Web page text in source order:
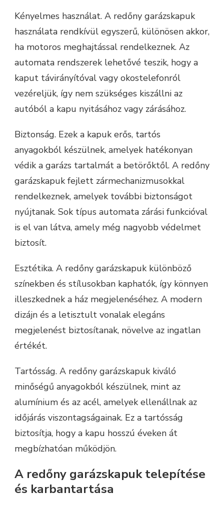
Kényelmes használat. A redőny garázskapuk
használata rendkívül egyszerű, különösen akkor,
ha motoros meghajtással rendelkeznek. Az
automata rendszerek lehetővé teszik, hogy a
kaput távirányítóval vagy okostelefonról
vezéreljük, így nem szükséges kiszállni az
autóból a kapu nyitásához vagy zárásához.
Biztonság. Ezek a kapuk erős, tartós
anyagokból készülnek, amelyek hatékonyan
védik a garázs tartalmát a betörőktől. A redőny
garázskapuk fejlett zármechanizmusokkal
rendelkeznek, amelyek további biztonságot
nyújtanak. Sok típus automata zárási funkcióval
is el van látva, amely még nagyobb védelmet
biztosít.
Esztétika. A redőny garázskapuk különböző
színekben és stílusokban kaphatók, így könnyen
illeszkednek a ház megjelenéséhez. A modern
dizájn és a letisztult vonalak elegáns
megjelenést biztosítanak, növelve az ingatlan
értékét.
Tartósság. A redőny garázskapuk kiváló
minőségű anyagokból készülnek, mint az
alumínium és az acél, amelyek ellenállnak az
időjárás viszontagságainak. Ez a tartósság
biztosítja, hogy a kapu hosszú éveken át
megbízhatóan működjön.
A redőny garázskapuk telepítése
és karbantartása